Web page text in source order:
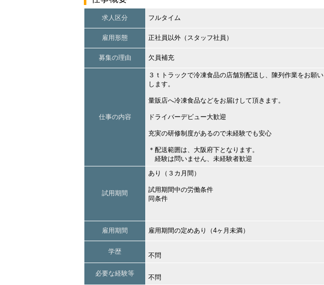
求人区分 フルタイム
雇用形態 正社員以外（スタッフ社員）
募集の理由 欠員補充
仕事の内容
３ｔトラックで冷凍食品の店舗別配送し、陳列作業をお願い
します。
量販店へ冷凍食品などをお届けして頂きます。
ドライバーデビュー大歓迎
充実の研修制度があるので未経験でも安心
＊配送範囲は、大阪府下となります。
経験は問いません、未経験者歓迎
試用期間
あり（３カ月間）
試用期間中の労働条件
同条件
雇用期間 雇用期間の定めあり（4ヶ月未満）
学歴
不問
必要な経験等
不問